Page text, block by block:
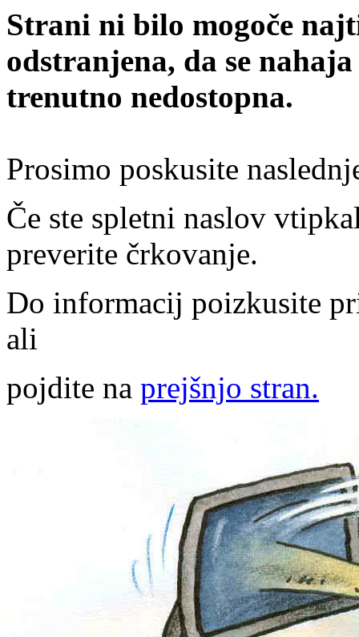
Strani ni bilo mogoče
odstranjena, da se
trenutno nedostopna.
Prosimo poskusite
Če ste spletni naslov
preverite črkovanje.
Do informacij poizkusite
ali
pojdite na prejšnjo stran.